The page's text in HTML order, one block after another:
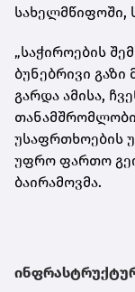
სახელმწიფოში,
„საჭიროების
ბუნებრივი
გარდა ამისა,
უსაფრთხოების
უფრო ფართო
ბაირამოვმა.